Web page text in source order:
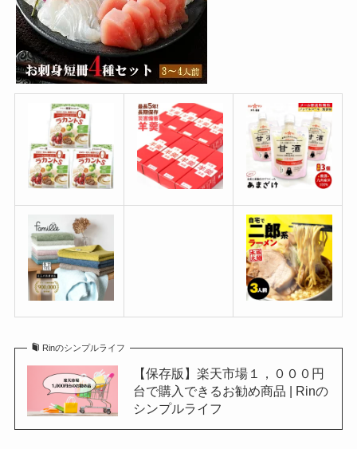
Rinのシンプルライフ
【保存版】楽天市場１，０００円
台で購入できるお勧め商品 | Rinの
シンプルライフ